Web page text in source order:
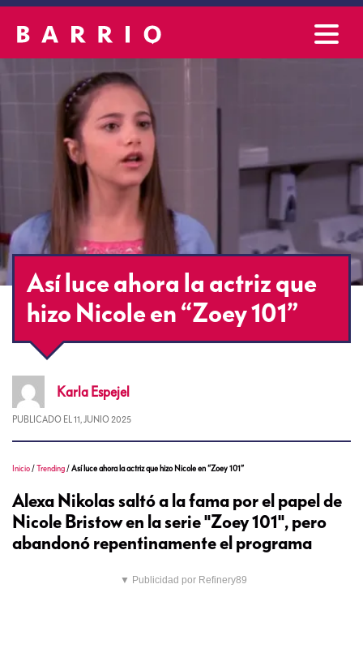
Así luce ahora la actriz que
hizo Nicole en “Zoey 101”
Karla Espejel
PUBLICADO EL 11, JUNIO 2025
Inicio /Trending /Así luce ahora la actriz que hizo Nicole en “Zoey 101”
Alexa Nikolas saltó a la fama por el papel de
Nicole Bristow en la serie "Zoey 101", pero
abandonó repentinamente el programa
▼ Publicidad por Refinery89